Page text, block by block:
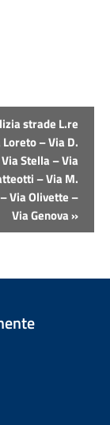
strade L.re
– Via D.
Stella – Via
– Via M.
Via Olivette –
Via Genova»